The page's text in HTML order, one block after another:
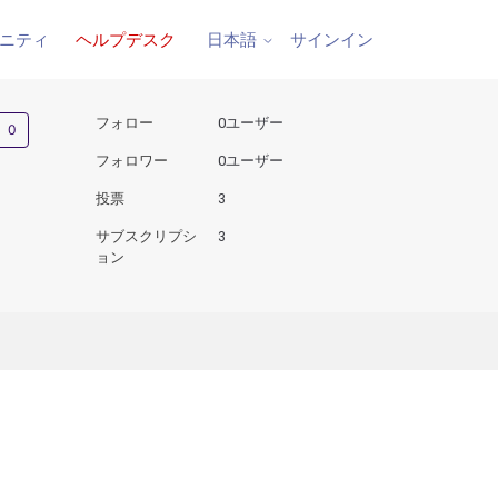
ティ ヘルプデスク 日本語 サインイン
0人がフォロー中
フォロー 0ユーザー
フォロワー 0ユーザー
投票 3
サブスクリプシ
ョン
3